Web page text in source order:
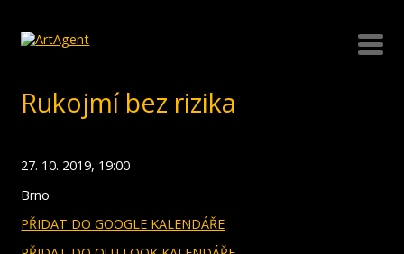
Rukojmí bez rizika
27. 10. 2019, 19:00
Brno
PŘIDAT DO GOOGLE KALENDÁŘE